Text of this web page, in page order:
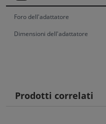
Foro dell'adattatore
Dimensioni dell'adattatore
Prodotti correlati